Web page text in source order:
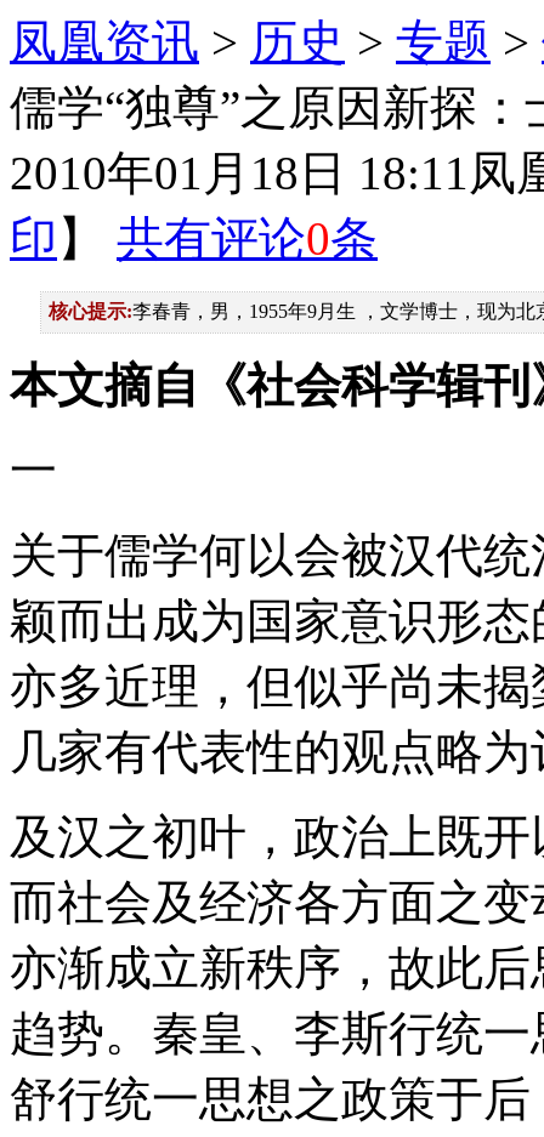
凤凰资讯 > 历史 > 专题 >
儒学“独尊”之原因新探
2010年01月18日 18:11凤
印 】 共有评论0条
核心提示:李春青，男，1955年9月生 ，文学博士，现为
本文摘自《社会科学辑
一
关于儒学何以会被汉代
颖而出成为国家意识形
亦多近理，但似乎尚未
几家有代表性的观点略
及汉之初叶，政治上既
而社会及经济各方面之
亦渐成立新秩序，故此
趋势。秦皇、李斯行统
舒行统一思想之政策于